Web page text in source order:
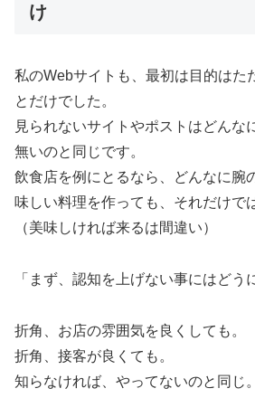
け
私のWebサイトも、最初は目的はた
とだけでした。
見られないサイトやポストはどんな
無いのと同じです。
飲食店を例にとるなら、どんなに腕
味しい料理を作っても、それだけで
（美味しければ来るは間違い）
「まず、認知を上げない事にはどう
折角、お店の雰囲気を良くしても。
折角、接客が良くても。
知らなければ、やってないのと同じ。